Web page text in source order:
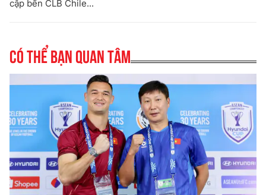
cập bến CLB Chile...
Có thể bạn quan tâm